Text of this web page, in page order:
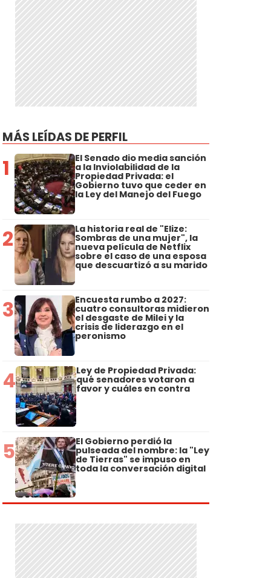
MÁS LEÍDAS DE PERFIL
1 El Senado dio media sanción
a la Inviolabilidad de la
Propiedad Privada: el
Gobierno tuvo que ceder en
la Ley del Manejo del Fuego
2 La historia real de "Elize:
Sombras de una mujer", la
nueva película de Netflix
sobre el caso de una esposa
que descuartizó a su marido
3 Encuesta rumbo a 2027:
cuatro consultoras midieron
el desgaste de Milei y la
crisis de liderazgo en el
peronismo
4 Ley de Propiedad Privada:
qué senadores votaron a
favor y cuáles en contra
5 El Gobierno perdió la
pulseada del nombre: la "Ley
de Tierras" se impuso en
toda la conversación digital